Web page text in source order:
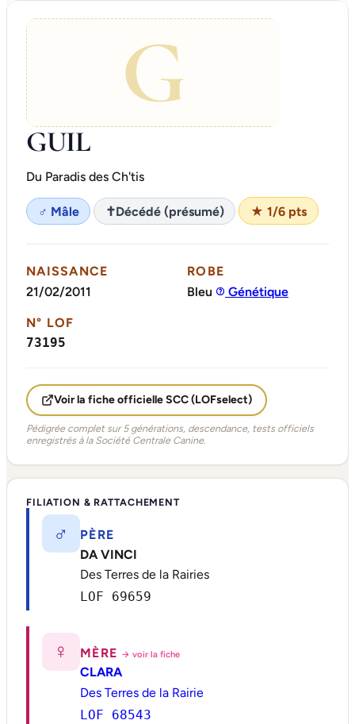
G
GUIL
Du Paradis des Ch'tis
♂ Mâle ✝Décédé (présumé) ★ 1/6 pts
NAISSANCE
21/02/2011
ROBE
Bleu
Génétique
N° LOF
73195
Voir la fiche officielle SCC (LOFselect)
Pédigrée complet sur 5 générations, descendance, tests officiels
enregistrés à la Société Centrale Canine.
FILIATION & RATTACHEMENT
♂
PÈRE
DA VINCI
Des Terres de la Rairies
LOF 69659
♀ MÈRE → voir la fiche
CLARA
Des Terres de la Rairie
LOF 68543